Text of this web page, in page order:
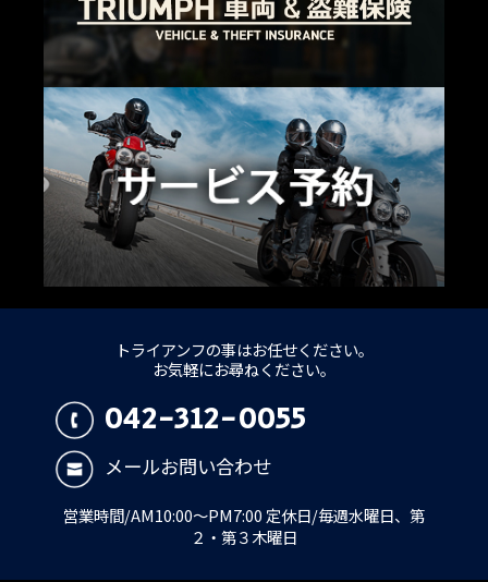
トライアンフの事はお任せください。
お気軽にお尋ねください。
042-312-0055
メールお問い合わせ
営業時間/AM10:00～PM7:00 定休日/毎週水曜日、第
２・第３木曜日